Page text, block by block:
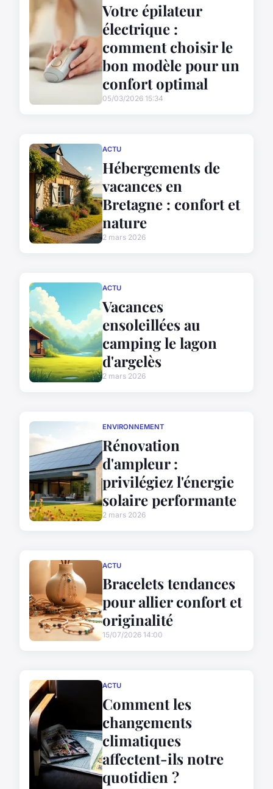
Votre épilateur
électrique :
comment choisir le
bon modèle pour un
confort optimal
05/03/2026 15:34
ACTU
Hébergements de
vacances en
Bretagne : confort et
nature
2 mars 2026
ACTU
Vacances
ensoleillées au
camping le lagon
d'argelès
2 mars 2026
ENVIRONNEMENT
Rénovation
d'ampleur :
privilégiez l'énergie
solaire performante
2 mars 2026
ACTU
Bracelets tendances
pour allier confort et
originalité
15/07/2026 14:00
ACTU
Comment les
changements
climatiques
affectent-ils notre
quotidien ?